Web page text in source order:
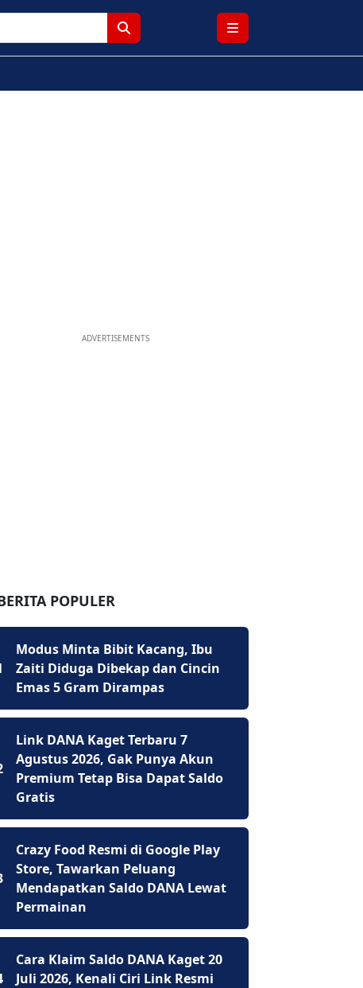
ADVERTISEMENTS
POPULER
Modus Minta Bibit Kacang, Ibu
Zaiti Diduga Dibekap dan Cincin
Emas 5 Gram Dirampas
Link DANA Kaget Terbaru 7
Agustus 2026, Gak Punya Akun
Premium Tetap Bisa Dapat Saldo
Gratis
Crazy Food Resmi di Google Play
Store, Tawarkan Peluang
Mendapatkan Saldo DANA Lewat
Permainan
Cara Klaim Saldo DANA Kaget 20
Juli 2026, Kenali Ciri Link Resmi